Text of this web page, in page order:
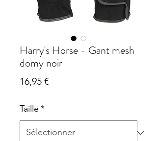
Harry's Horse - Gant mesh
domy noir
16,95 €Prix
Taille *